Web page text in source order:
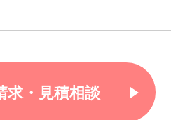
求・見積相談